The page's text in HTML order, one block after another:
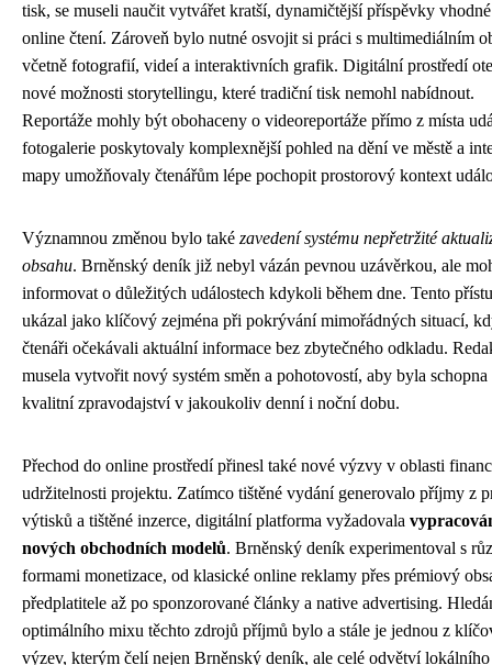
tisk, se museli naučit vytvářet kratší, dynamičtější příspěvky
online čtení. Zároveň bylo nutné osvojit si práci s multimediálním
včetně fotografií, videí a interaktivních grafik. Digitální prostředí
nové možnosti storytellingu, které tradiční tisk nemohl nabídnout.
Reportáže mohly být obohaceny o videoreportáže přímo z místa
fotogalerie poskytovaly komplexnější pohled na dění ve městě a
mapy umožňovaly čtenářům lépe pochopit prostorový kontext
Významnou změnou bylo také zavedení systému nepřetržité
obsahu. Brněnský deník již nebyl vázán pevnou uzávěrkou, ale
informovat o důležitých událostech kdykoli během dne. Tento
ukázal jako klíčový zejména při pokrývání mimořádných situací,
čtenáři očekávali aktuální informace bez zbytečného odkladu.
musela vytvořit nový systém směn a pohotovostí, aby byla schopna
kvalitní zpravodajství v jakoukoliv denní i noční dobu.
Přechod do online prostředí přinesl také nové výzvy v oblasti
udržitelnosti projektu. Zatímco tištěné vydání generovalo příjmy z
výtisků a tištěné inzerce, digitální platforma vyžadovala
nových obchodních modelů. Brněnský deník experimentoval s
formami monetizace, od klasické online reklamy přes prémiový
předplatitele až po sponzorované články a native advertising.
optimálního mixu těchto zdrojů příjmů bylo a stále je jednou z
výzev, kterým čelí nejen Brněnský deník, ale celé odvětví lokálního